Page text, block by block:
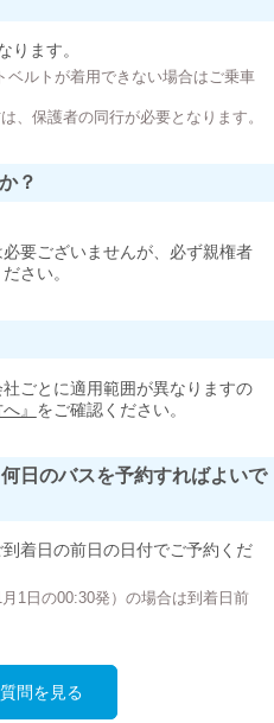
ります。
ルトが着用できない場合はご乗車
、保護者の同行が必要となります。
？
要ございませんが、必ず親権者
さい。
ごとに適用範囲が異なりますの
』 をご確認ください。
日のバスを予約すればよいで
着日の前日の日付でご予約くだ
1日の00:30発）の場合は到着日前
問を見る